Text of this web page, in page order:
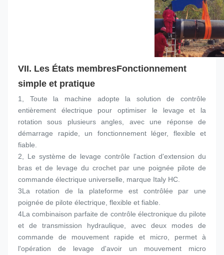
VII. Les États membresFonctionnement
simple et pratique
1, Toute la machine adopte la solution de contrôle
entièrement électrique pour optimiser le levage et la
rotation sous plusieurs angles, avec une réponse de
démarrage rapide, un fonctionnement léger, flexible et
fiable.
2, Le système de levage contrôle l'action d'extension du
bras et de levage du crochet par une poignée pilote de
commande électrique universelle, marque Italy HC.
3La rotation de la plateforme est contrôlée par une
poignée de pilote électrique, flexible et fiable.
4La combinaison parfaite de contrôle électronique du pilote
et de transmission hydraulique, avec deux modes de
commande de mouvement rapide et micro, permet à
l'opération de levage d'avoir un mouvement micro